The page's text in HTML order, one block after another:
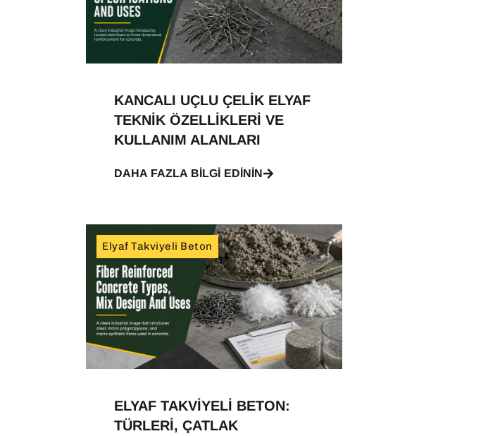
KANCALI UÇLU ÇELIK ELYAF
TEKNIK ÖZELLIKLERI VE
KULLANIM ALANLARI
DAHA FAZLA BILGI EDININ
Elyaf Takviyeli Beton
ELYAF TAKVIYELI BETON:
TÜRLERI, ÇATLAK